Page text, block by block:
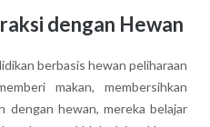
dengan Hewan
berbasis hewan peliharaan
makan, membersihkan
dengan hewan, mereka belajar